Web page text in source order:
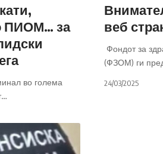
ПИОМ… за
во голема
…
веб
Фондот за
(ФЗОМ) ги
24/03/2025